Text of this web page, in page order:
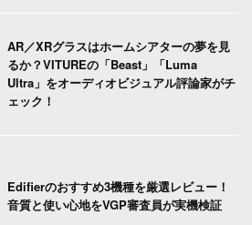
AR／XRグラスはホームシアターの夢を見
るか？VITUREの「Beast」「Luma
Ultra」をオーディオビジュアル評論家がチ
ェック！
Edifierのおすすめ3機種を厳選レビュー！
音質と使い心地をVGP審査員が実機検証